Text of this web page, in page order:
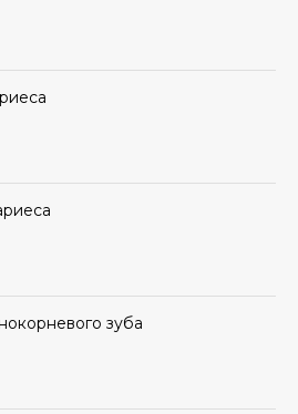
зуба